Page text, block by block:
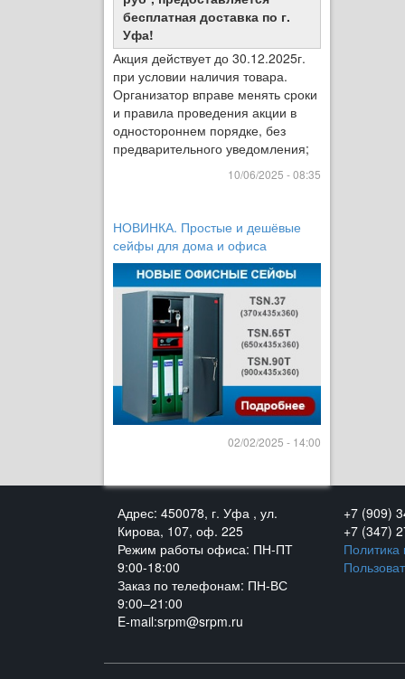
бесплатная доставка по г.
Уфа!
Акция действует до 30.12.2025г.
при условии наличия товара.
Организатор вправе менять сроки
и правила проведения акции в
одностороннем порядке, без
предварительного уведомления;
10/06/2025 - 08:35
НОВИНКА. Простые и дешёвые
сейфы для дома и офиса
02/02/2025 - 14:00
Адрес: 450078, г. Уфа , ул.
Кирова, 107, оф. 225
Режим работы офиса: ПН-ПТ
9:00-18:00
Заказ по телефонам: ПН-ВС
9:00–21:00
E-mail:srpm@srpm.ru
+7 (909)
+7 (347)